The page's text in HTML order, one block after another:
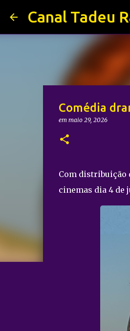
Canal Tadeu
Comédia
em maio 29, 2026
Com distribuição
cinemas dia 4 de